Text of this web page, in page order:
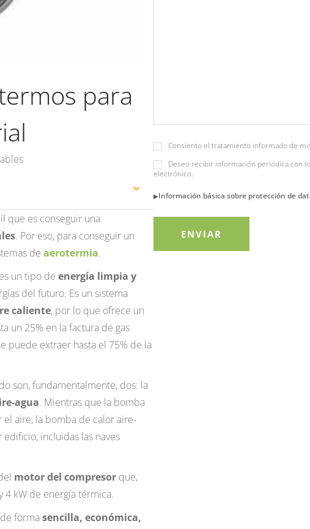
para
que es conseguir una
. Por eso, para conseguir un
de aerotermia.
es un tipo de energía limpia y
del futuro. Es un sistema
caliente, por lo que ofrece un
un 25% en la factura de gas
puede extraer hasta el 75% de la
son, fundamentalmente, dos: la
agua. Mientras que la bomba
aire, la bomba de calor aire-
incluidas las naves
motor del compresor que,
4 kW de energía térmica.
formasencilla, económica,
Consiento el tratamiento informado de
Deseo recibir información periódica con
electrónico.
Información básica sobre protección de